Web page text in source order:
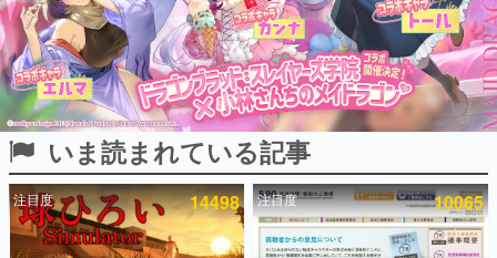
ピックアップ
電ファミのいま読まれている記事ランキング
いま読まれている記事
注目度 14498 注目度 10065